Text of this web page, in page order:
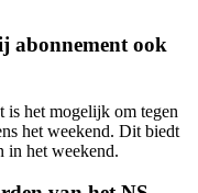
abonnement ook
is het mogelijk om tegen
het weekend. Dit biedt
in het weekend.